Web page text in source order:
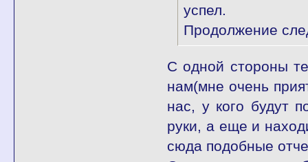
успел.
Продолжение
С одной стороны
нам(мне очень
нас, у кого будут
руки, а еще и
сюда подобные